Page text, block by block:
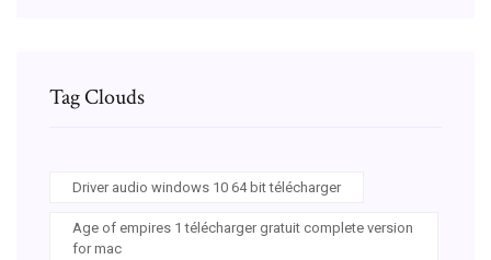
Tag Clouds
Driver audio windows 10 64 bit télécharger
Age of empires 1 télécharger gratuit complete version
for mac